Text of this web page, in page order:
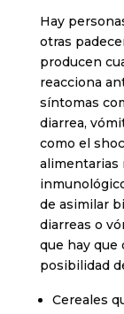
Hay
otras
producen
reacciona
síntomas
diarrea,
como el
alimentarias
de asimilar
diarreas o
que hay que
posibilidad
Cereales